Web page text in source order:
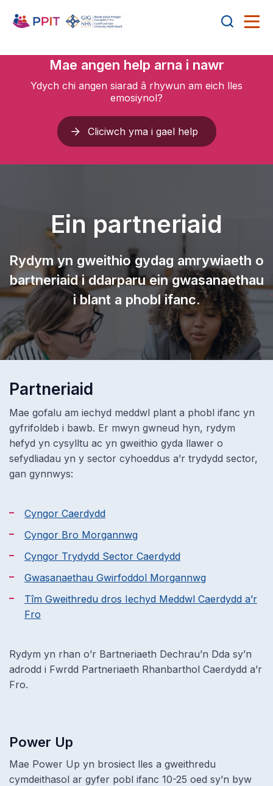
Mae angen help arna i nawr
Ydych chi angen siarad â rhywun am eich lles
emosiynol?
Cliciwch yma i gael help
Ein partneriaid
Rydym yn gweithio gydag amrywiaeth o
bartneriaid i ddarparu ein gwasanaethau
i blant a phobl ifanc.
Partneriaid
Mae gofalu am iechyd meddwl plant a phobl ifanc yn
gyfrifoldeb i bawb. Er mwyn gwneud hyn, rydym
hefyd yn cysylltu ac yn gweithio gyda llawer o
sefydliadau yn y sector cyhoeddus a’r trydydd sector,
gan gynnwys:
Cyngor Caerdydd
Cyngor Bro Morgannwg
Cyngor Trydydd Sector Caerdydd
Gwasanaethau Gwirfoddol Morgannwg
Tîm Gweithredu dros Iechyd Meddwl Caerdydd a’r
Fro
Rydym yn rhan o’r Bartneriaeth Dechrau’n Dda sy’n
adrodd i Fwrdd Partneriaeth Rhanbarthol Caerdydd a’r
Fro.
Power Up
Mae Power Up yn brosiect lles a gweithredu
cymdeithasol ar gyfer pobl ifanc 10-25 oed sy’n byw